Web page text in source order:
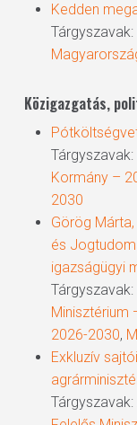
Kedden
Tárgyszavak:
Közigazgatás,
Tárgyszavak:
Kormány –
2030
Görög
és
igazságügyi
Tárgyszavak:
Minisztérium
2026-2030,
Exkluzív
Tárgyszavak: